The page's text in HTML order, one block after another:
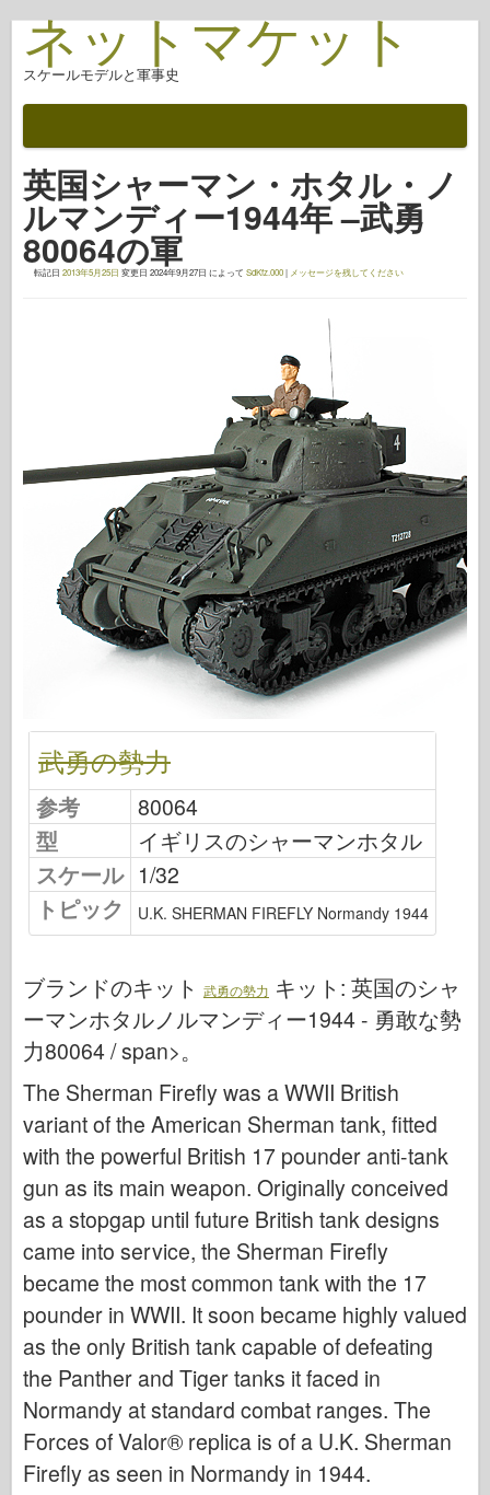
ネットマケット
スケールモデルと軍事史
戦いの後
AFV武器
アライド軸
アーマーフォトギャラリー
オスプレイモデリング
オスプレイ出版
飛行隊信号
タンクパワー
トラックとタンク
武装-アーセナル
ウィドウニクツー・ムシタ
エースモデル
AFVクラブ
エアフィックス
空軍
AZモデル
黒い犬
サイバーホビー
ドネプロモデル
ドラゴン
エデュアルド
E.T. モデル
ファインモールド
武勇の勢力
フリルモデル
ハセガワ
エレール
ホビーボス
IBGモデル
Icm
イタレリ
伝説
英国シャーマン・ホタル・ノ
ルマンディー1944年 –武勇
80064の軍
転記日 2013年5月25日 変更日 2024年9月27日 によって SdKfz.000| メッセージを残してください
武勇の勢力
参考
80064
型
イギリスのシャーマンホタル
スケール 1/32
トピック
U.K. SHERMAN FIREFLY Normandy 1944
ブランドのキット 武勇の勢力 キット: 英国のシャ
ーマンホタルノルマンディー1944 - 勇敢な勢
力80064 / span>。
The Sherman Firefly was a WWII British
variant of the American Sherman tank, fitted
with the powerful British 17 pounder anti-tank
gun as its main weapon. Originally conceived
as a stopgap until future British tank designs
came into service, the Sherman Firefly
became the most common tank with the 17
pounder in WWII. It soon became highly valued
as the only British tank capable of defeating
the Panther and Tiger tanks it faced in
Normandy at standard combat ranges. The
Forces of Valor® replica is of a U.K. Sherman
Firefly as seen in Normandy in 1944.